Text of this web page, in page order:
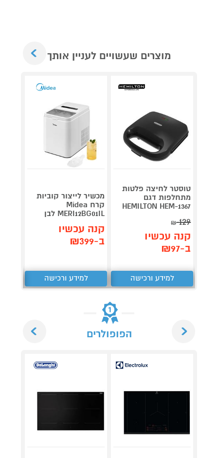
מוצרים שעשויים לעניין אותך
טוסטר לחיצה פלטות
מתחלפות דגם
HEMILTON HEM-1367
129
₪
קנה עכשיו
ב-₪97
למידע ורכישה
מכשיר לייצור קוביות
קרח Midea
MERI12BG01IL לבן
קנה עכשיו
ב-₪399
למידע ורכישה
הפופולרים